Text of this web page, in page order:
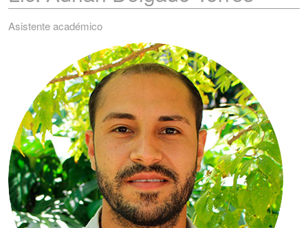
Asistente académico